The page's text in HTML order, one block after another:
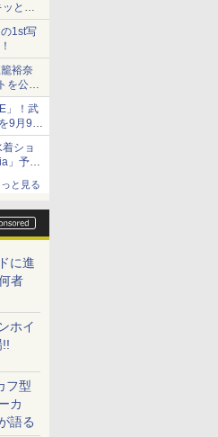
ッとす
1st写
裕奈
を公
」！武
9月9日
ショ
」予約
っと見る
に進
者
ホイ
フ型
カ
語る